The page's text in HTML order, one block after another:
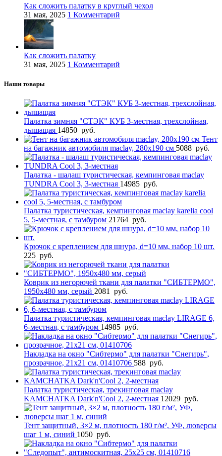
Как сложить палатку в круглый чехол
31 мая, 2025 1 Комментарий
Как сложить палатку
31 мая, 2025 1 Комментарий
Наши товары
Палатка зимняя "СТЭК" КУБ 3-местная, трехслойная,
дышащая 14850 руб.
Тент
на багажник автомобиля maclay, 280х190 см 5088 руб.
Палатка - шалаш туристическая, кемпинговая maclay
TUNDRA Cool 3, 3-местная 14985 руб.
Палатка туристическая, кемпинговая maclay karelia cool
5, 5-местная, с тамбуром 21764 руб.
Крючок с креплением для шнура, d=10 мм, набор 10 шт.
225 руб.
Коврик из негорючей ткани для палатки "СИБТЕРМО",
1950x480 мм, серый 2081 руб.
Палатка туристическая, кемпинговая maclay LIRAGE 6,
6-местная, с тамбуром 14985 руб.
Накладка на окно "Сибтермо" для палатки "Снегирь",
прозрачное, 21х21 см, 01410706 588 руб.
Палатка туристическая, трекинговая maclay
KAMCHATKA Dark'n'Cool 2, 2-местная 12029 руб.
Тент защитный, 3×2 м, плотность 180 г/м², УФ, люверсы
шаг 1 м, синий 1050 руб.